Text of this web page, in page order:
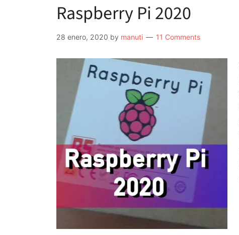
Raspberry Pi 2020
28 enero, 2020 by manuti 11 Comments